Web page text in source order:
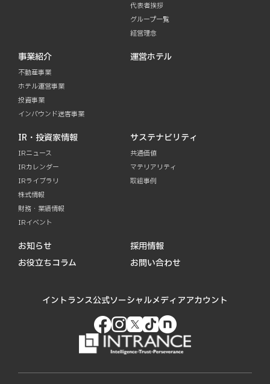
代表者挨拶
グループ一覧
経営理念
事業紹介
不動産事業
ホテル運営事業
投資事業
インバウンド送客事業
運営ホテル
IR・投資家情報
IRニュース
IRカレンダー
IRライブラリ
株式情報
財務・業績情報
IRイベント
サステナビリティ
共通価値
マテリアリティ
取組事例
お知らせ
お役立ちコラム
採用情報
お問い合わせ
イントランス公式ソーシャルメディアアカウント